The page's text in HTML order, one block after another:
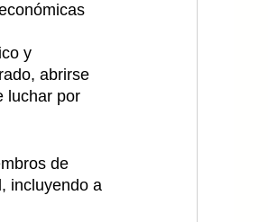
y
abrirse
luchar por
de
incluyendo a